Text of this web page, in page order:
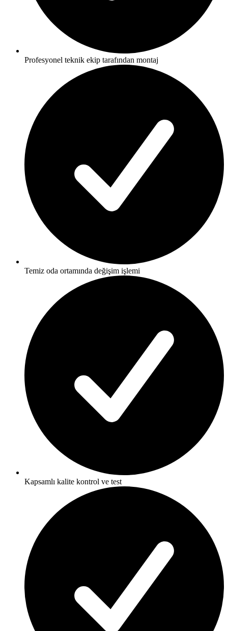
Profesyonel teknik ekip tarafından montaj
Temiz oda ortamında değişim işlemi
Kapsamlı kalite kontrol ve test